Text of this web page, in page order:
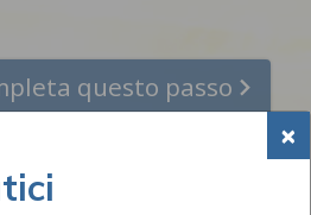
×
questo passo